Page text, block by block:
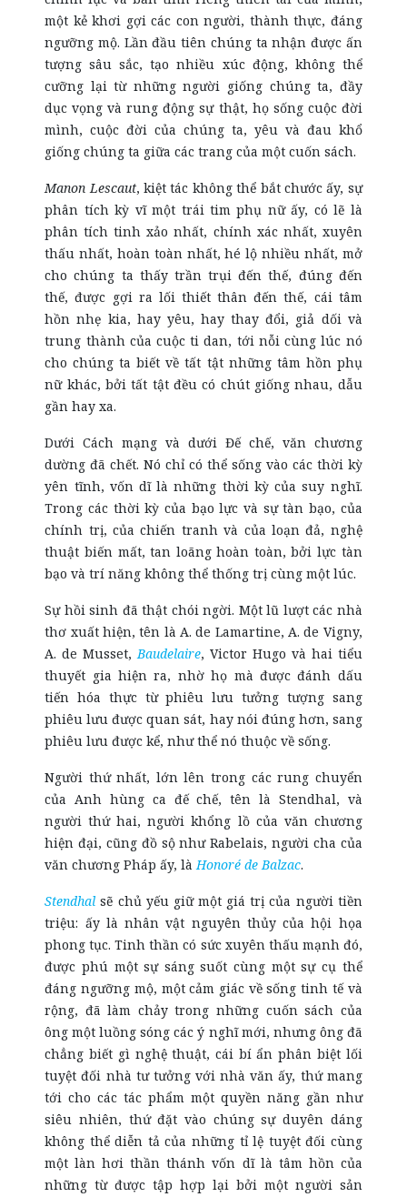
một kẻ khơi gợi các con người, thành thực, đáng
ngưỡng mộ. Lần đầu tiên chúng ta nhận được ấn
tượng sâu sắc, tạo nhiều xúc động, không thể
cưỡng lại từ những người giống chúng ta, đầy
dục vọng và rung động sự thật, họ sống cuộc đời
mình, cuộc đời của chúng ta, yêu và đau khổ
giống chúng ta giữa các trang của một cuốn sách.
Manon Lescaut, kiệt tác không thể bắt chước ấy, sự
phân tích kỳ vĩ một trái tim phụ nữ ấy, có lẽ là
phân tích tinh xảo nhất, chính xác nhất, xuyên
thấu nhất, hoàn toàn nhất, hé lộ nhiều nhất, mở
cho chúng ta thấy trần trụi đến thế, đúng đến
thế, được gợi ra lối thiết thân đến thế, cái tâm
hồn nhẹ kia, hay yêu, hay thay đổi, giả dối và
trung thành của cuộc ti dan, tới nỗi cùng lúc nó
cho chúng ta biết về tất tật những tâm hồn phụ
nữ khác, bởi tất tật đều có chút giống nhau, dẫu
gần hay xa.
Dưới Cách mạng và dưới Đế chế, văn chương
dường đã chết. Nó chỉ có thể sống vào các thời kỳ
yên tĩnh, vốn dĩ là những thời kỳ của suy nghĩ.
Trong các thời kỳ của bạo lực và sự tàn bạo, của
chính trị, của chiến tranh và của loạn đả, nghệ
thuật biến mất, tan loãng hoàn toàn, bởi lực tàn
bạo và trí năng không thể thống trị cùng một lúc.
Sự hồi sinh đã thật chói ngời. Một lũ lượt các nhà
thơ xuất hiện, tên là A. de Lamartine, A. de Vigny,
A. de Musset,Baudelaire, Victor Hugo và hai tiểu
thuyết gia hiện ra, nhờ họ mà được đánh dấu
tiến hóa thực từ phiêu lưu tưởng tượng sang
phiêu lưu được quan sát, hay nói đúng hơn, sang
phiêu lưu được kể, như thể nó thuộc về sống.
Người thứ nhất, lớn lên trong các rung chuyển
của Anh hùng ca đế chế, tên là Stendhal, và
người thứ hai, người khổng lồ của văn chương
hiện đại, cũng đồ sộ như Rabelais, người cha của
văn chương Pháp ấy, làHonoré de Balzac.
Stendhal sẽ chủ yếu giữ một giá trị của người tiền
triệu: ấy là nhân vật nguyên thủy của hội họa
phong tục. Tinh thần có sức xuyên thấu mạnh đó,
được phú một sự sáng suốt cùng một sự cụ thể
đáng ngưỡng mộ, một cảm giác về sống tinh tế và
rộng, đã làm chảy trong những cuốn sách của
ông một luồng sóng các ý nghĩ mới, nhưng ông đã
chẳng biết gì nghệ thuật, cái bí ẩn phân biệt lối
tuyệt đối nhà tư tưởng với nhà văn ấy, thứ mang
tới cho các tác phẩm một quyền năng gần như
siêu nhiên, thứ đặt vào chúng sự duyên dáng
không thể diễn tả của những tỉ lệ tuyệt đối cùng
một làn hơi thần thánh vốn dĩ là tâm hồn của
những từ được tập hợp lại bởi một người sản